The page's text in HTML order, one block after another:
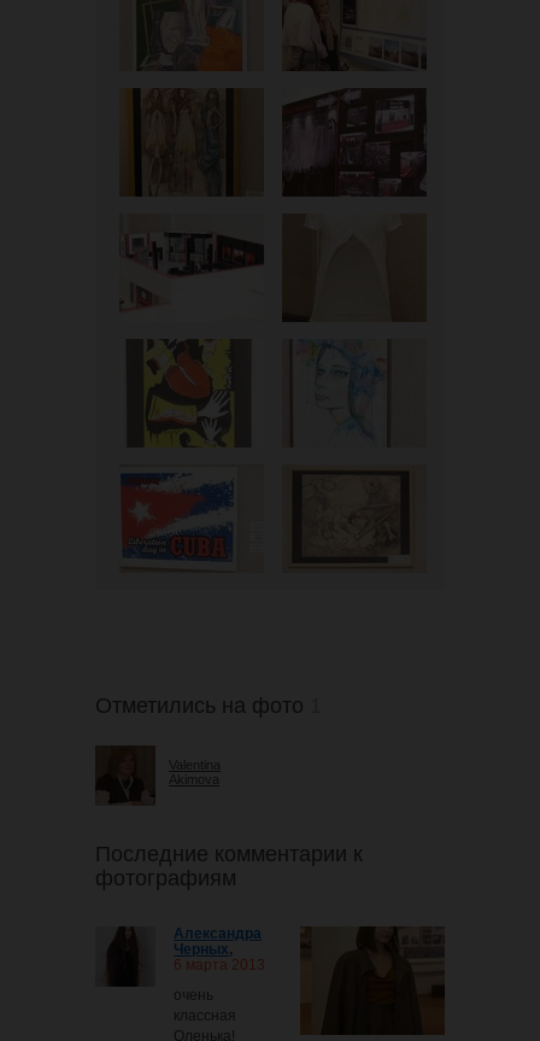
Отметились на фото
Valentina
Akimova
Последние комментарии к
фотографиям
Александра
Черных,
6 марта 2013
очень
классная
Оленька!